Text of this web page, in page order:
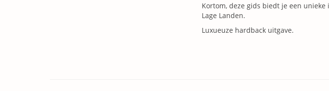
Kortom, deze gids biedt je een
Lage Landen.
Luxueuze hardback uitgave.